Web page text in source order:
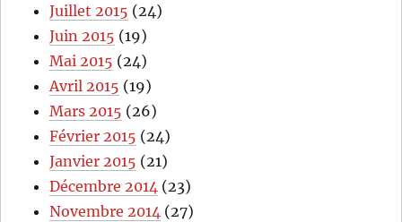
Juillet 2015 (24)
Juin 2015 (19)
Mai 2015 (24)
Avril 2015 (19)
Mars 2015 (26)
Février 2015 (24)
Janvier 2015 (21)
Décembre 2014 (23)
Novembre 2014 (27)